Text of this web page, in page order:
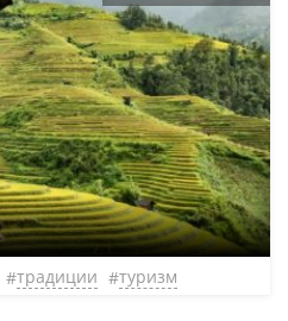
традиции туризм